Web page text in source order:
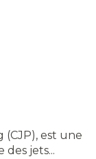
(CJP), est une
jets...